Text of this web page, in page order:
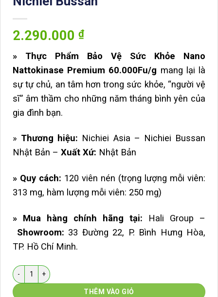
2.290.000 ₫
» Thực Phẩm Bảo Vệ Sức Khỏe Nano
Nattokinase Premium 60.000Fu/g mang lại là
sự tự chủ, an tâm hơn trong sức khỏe, “người vệ
sĩ” âm thầm cho những năm tháng bình yên của
gia đình bạn.
» Thương hiệu: Nichiei Asia – Nichiei Bussan
Nhật Bản – Xuất Xứ: Nhật Bản
» Quy cách: 120 viên nén (trọng lượng mỗi viên:
313 mg, hàm lượng mỗi viên: 250 mg)
» Mua hàng chính hãng tại: Hali Group –
Showroom: 33 Đường 22, P. Bình Hưng Hòa,
TP. Hồ Chí Minh.
Số lượng
THÊM VÀO GIỎ